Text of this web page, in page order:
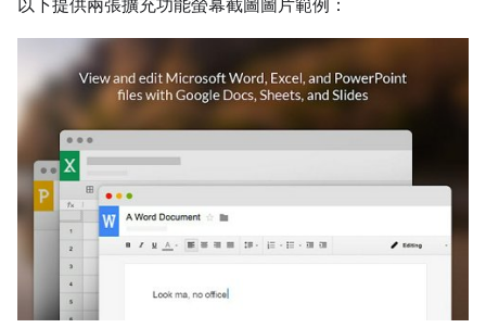
以下提供兩張擴充功能螢幕截圖圖片範例：